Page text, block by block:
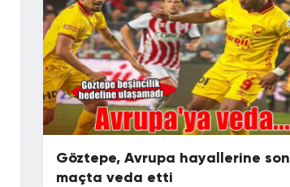
Göztepe, Avrupa hayallerine son
maçta veda etti